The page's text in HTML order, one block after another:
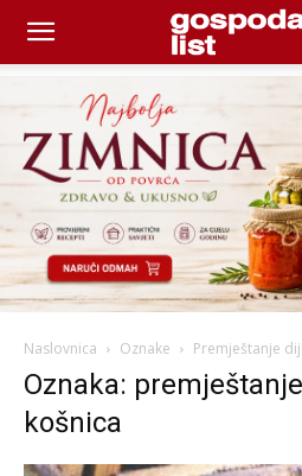
Naslovnica Oznake Premještanje
Oznaka:
košnica